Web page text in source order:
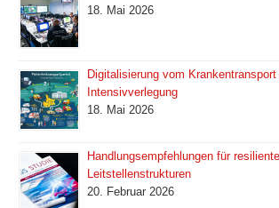
18. Mai 2026
Digitalisierung vom
Intensivverlegung
18. Mai 2026
Handlungsempfehlungen für resiliente
Leitstellenstrukturen
20. Februar 2026